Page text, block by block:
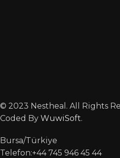
© 2023 Nestheal. All Rights
Coded By WuwiSoft.
Bursa/Türkiye
Telefon:+44 745 946 45 44